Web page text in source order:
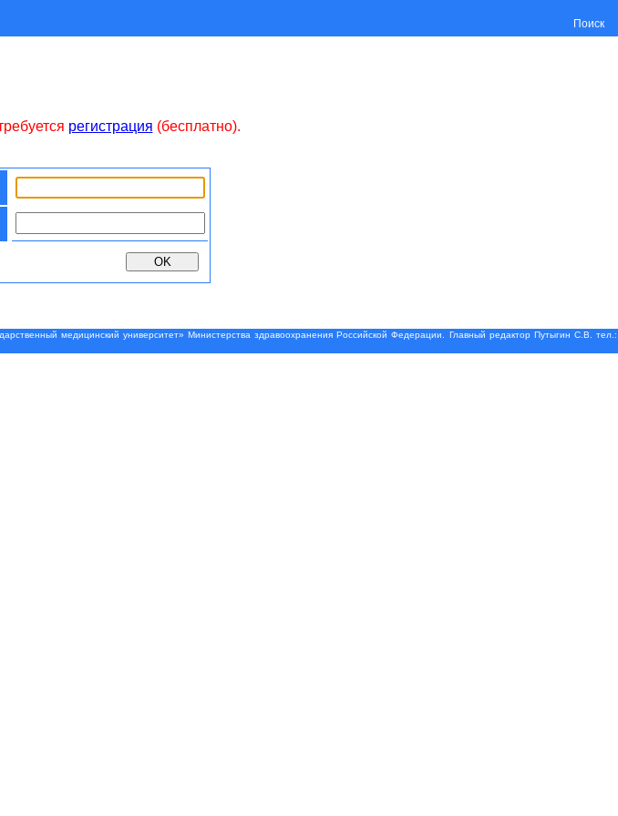
Поиск
регистрация (бесплатно).
медицинский университет» Министерства здравоохранения Российской Федерации. Главный редактор Путыгин С.В. тел.: